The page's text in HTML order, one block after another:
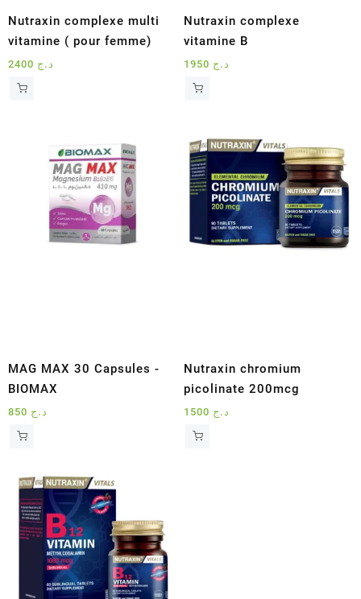
Nutraxin complexe multi
vitamine ( pour femme)
د.ج
Nutraxin complexe
vitamine B
د.ج
MAG MAX 30 Capsules -
BIOMAX
د.ج
Nutraxin chromium
picolinate 200mcg
د.ج